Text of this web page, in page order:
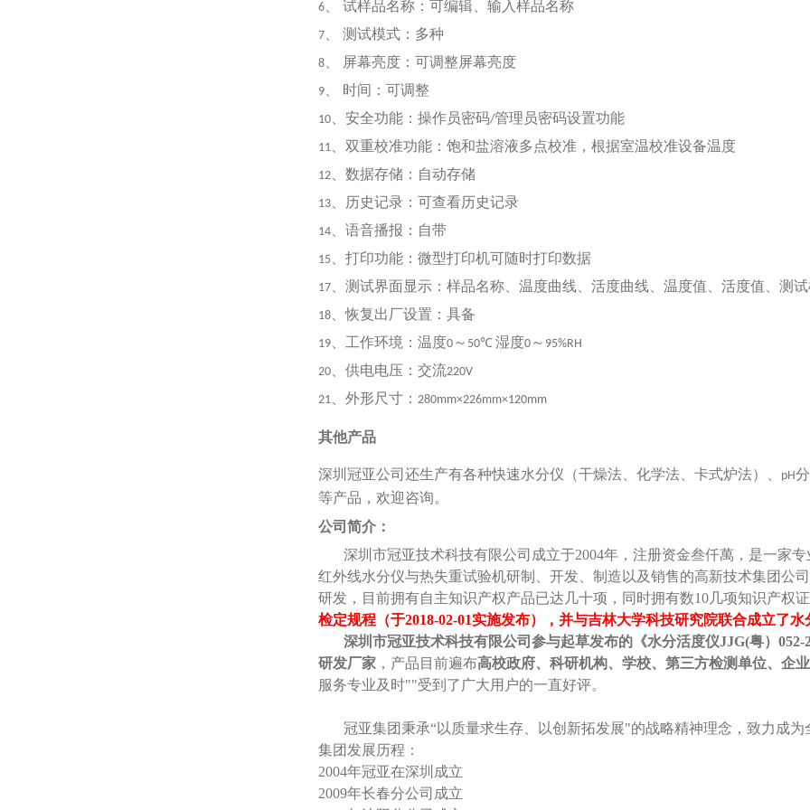
6 试样品名称：可编辑、输入样品名称
7 测试模式：多种
8 屏幕亮度：可调整屏幕亮度
9 时间：可调整
10 、安全功能：操作员密码/管理员密码设置功能
11 、双重校准功能：饱和盐溶液多点校准，根据室温校准设备温度
12 、数据存储：自动存储
13 、历史记录：可查看历史记录
14 、语音播报：自带
15 、打印功能：微型打印机可随时打印数据
17 、测试界面显示：样品名称、温度曲线、活度曲线、温度值、活度值、测
18 、恢复出厂设置：具备
19 、工作环境：温度0 ～ 50℃ 湿度0 ～ 95%RH
20 、供电电压：交流220V
21 、外形尺寸： 280mm×226mm×120mm
其他产品
深圳冠亚公司还生产有各种快速水分仪（干燥法、化学法、卡式炉法）、 pH
等产品，欢迎咨询。
公司简介：
深圳市冠亚技术科技有限公司成立于2004年，注册资金叁仟萬，是一家
红外线水分仪与热失重试验机研制、开发、制造以及销售的高新技术集团公
研发，目前拥有自主知识产权产品已达几十项，同时拥有数10几项知识产权
检定规程（于2018-02-01实施发布），并与吉林大学科技研究院联合成立了
深圳市冠亚技术科技有限公司 参与起草发布的《水分活度仪JJG(粤）052-
研发厂家 ，产品目前遍布高校政府、科研机构、学校、第三方检测单位、企
服务专业及时""受到了广大用户的一直好评。
冠亚集团秉承“以质量求生存、以创新拓发展"的战略精神理念，致力成
集团发展历程：
2004年冠亚在深圳成立
2009年长春分公司成立